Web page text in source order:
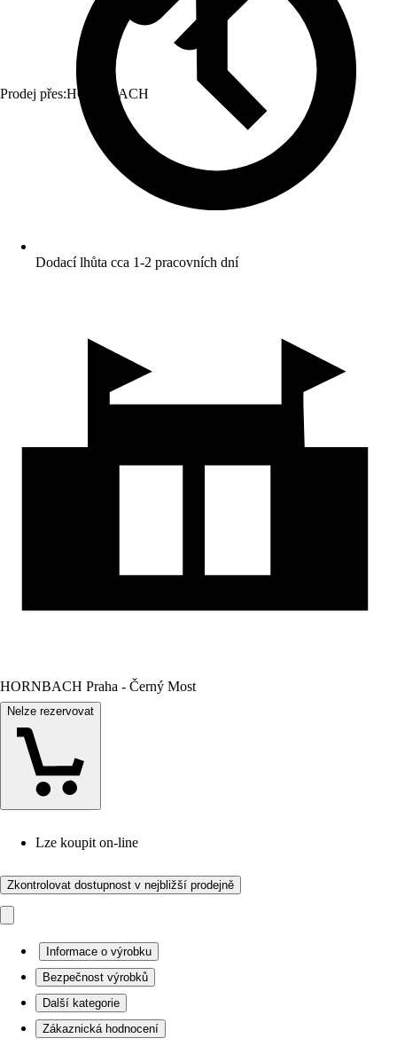
Prodej přes:HORNBACH
Dodací lhůta cca 1-2 pracovních dní
HORNBACH Praha - Černý Most
Nelze rezervovat
Lze koupit on-line
Zkontrolovat dostupnost v nejbližší prodejně
Informace o výrobku
Bezpečnost výrobků
Další kategorie
Zákaznická hodnocení